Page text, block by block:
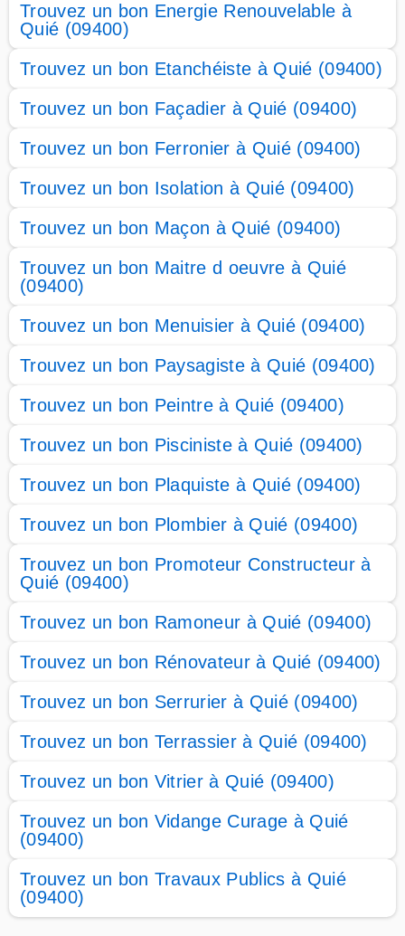
Trouvez un bon Energie Renouvelable à
Quié (09400)
Trouvez un bon Etanchéiste à Quié (09400)
Trouvez un bon Façadier à Quié (09400)
Trouvez un bon Ferronier à Quié (09400)
Trouvez un bon Isolation à Quié (09400)
Trouvez un bon Maçon à Quié (09400)
Trouvez un bon Maitre d oeuvre à Quié
(09400)
Trouvez un bon Menuisier à Quié (09400)
Trouvez un bon Paysagiste à Quié (09400)
Trouvez un bon Peintre à Quié (09400)
Trouvez un bon Pisciniste à Quié (09400)
Trouvez un bon Plaquiste à Quié (09400)
Trouvez un bon Plombier à Quié (09400)
Trouvez un bon Promoteur Constructeur à
Quié (09400)
Trouvez un bon Ramoneur à Quié (09400)
Trouvez un bon Rénovateur à Quié (09400)
Trouvez un bon Serrurier à Quié (09400)
Trouvez un bon Terrassier à Quié (09400)
Trouvez un bon Vitrier à Quié (09400)
Trouvez un bon Vidange Curage à Quié
(09400)
Trouvez un bon Travaux Publics à Quié
(09400)